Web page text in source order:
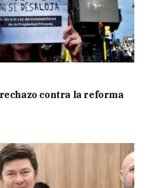
contra la reforma